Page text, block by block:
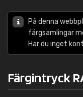
På denna
färgsamlingar
Har du inget
Färgintryck